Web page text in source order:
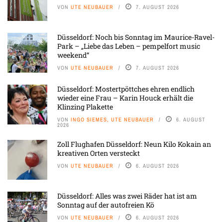
VON UTE NEUBAUER 7. AUGUST 2026
Düsseldorf: Noch bis Sonntag im Maurice-Ravel-
Park – „Liebe das Leben – pempelfort music
weekend“
VON UTE NEUBAUER 7. AUGUST 2026
Düsseldorf: Mostertpöttches ehren endlich
wieder eine Frau – Karin Houck erhält die
Klinzing Plakette
VON INGO SIEMES, UTE NEUBAUER 6. AUGUST
2026
Zoll Flughafen Düsseldorf: Neun Kilo Kokain an
kreativen Orten versteckt
VON UTE NEUBAUER 6. AUGUST 2026
Düsseldorf: Alles was zwei Räder hat ist am
Sonntag auf der autofreien Kö
VON UTE NEUBAUER 6. AUGUST 2026